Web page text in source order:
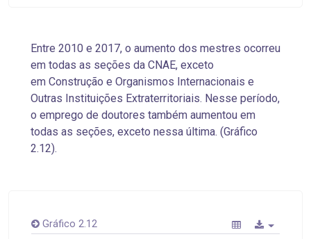
Entre 2010 e 2017, o aumento dos mestres ocorreu
em todas as seções da CNAE, exceto
em Construção e Organismos Internacionais e
Outras Instituições Extraterritoriais. Nesse período,
o emprego de doutores também aumentou em
todas as seções, exceto nessa última. (Gráfico
2.12).
Gráfico 2.12